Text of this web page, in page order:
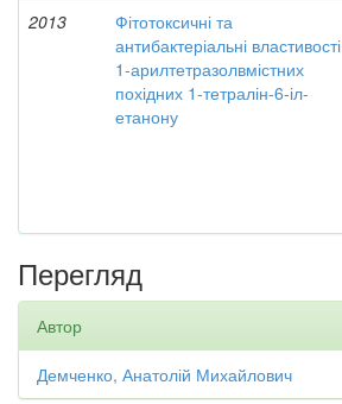
2013
Фітотоксичні та
антибактеріальні властивості
1-арилтетразолвмістних
похідних 1-тетралін-6-іл-
етанону
Перегляд
Автор
Демченко, Анатолій Михайлович